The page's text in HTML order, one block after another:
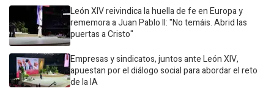
León XIV reivindica la huella de fe en Europa y
rememora a Juan Pablo II: "No temáis. Abrid las
puertas a Cristo"
Empresas y sindicatos, juntos ante León XIV,
apuestan por el diálogo social para abordar el reto
de la IA